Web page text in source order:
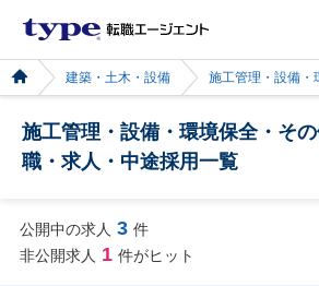
建築・土木・設備 施工管理・設備・
施工管理・設備・環境保全・そ
職・求人・中途採用一覧
公開中の求人 3 件
非公開求人 1 件がヒット